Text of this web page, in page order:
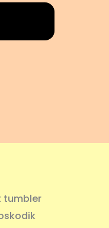
tumbler